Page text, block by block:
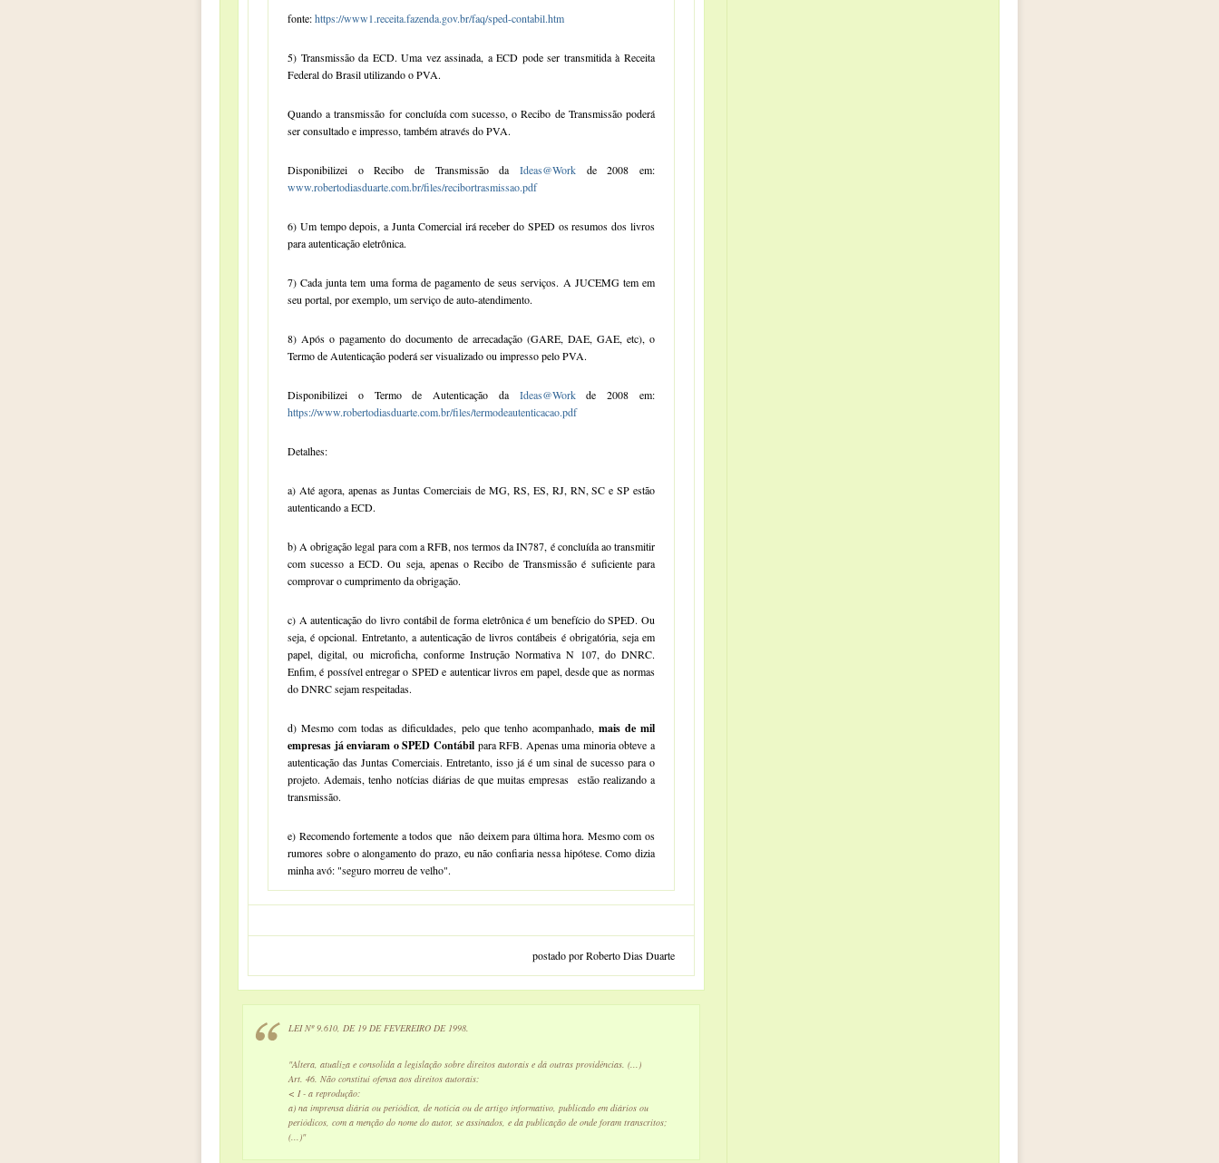
fonte:https://www1.receita.fazenda.gov.br/faq/sped-contabil.htm
5) Transmissão da ECD. Uma vez assinada, a ECD pode ser transmitida à Receita
Federal do Brasil utilizando o PVA.
Quando a transmissão for concluída com sucesso, o Recibo de Transmissão poderá
ser consultado e impresso, também através do PVA.
Disponibilizei o Recibo de Transmissão da Ideas@Work de 2008 em:
www.robertodiasduarte.com.br/files/recibortrasmissao.pdf
6) Um tempo depois, a Junta Comercial irá receber do SPED os resumos dos livros
para autenticação eletrônica.
7) Cada junta tem uma forma de pagamento de seus serviços. A JUCEMG tem em
seu portal, por exemplo, um serviço de auto-atendimento.
8) Após o pagamento do documento de arrecadação (GARE, DAE, GAE, etc), o
Termo de Autenticação poderá ser visualizado ou impresso pelo PVA.
Disponibilizei o Termo de Autenticação da Ideas@Workde 2008 em:
https://www.robertodiasduarte.com.br/files/termodeautenticacao.pdf
Detalhes:
a) Até agora, apenas as Juntas Comerciais de MG, RS, ES, RJ, RN, SC e SP estão
autenticando a ECD.
b) A obrigação legal para com a RFB, nos termos da IN787, é concluída ao transmitir
com sucesso a ECD. Ou seja, apenas o Recibo de Transmissão é suficiente para
comprovar o cumprimento da obrigação.
c) A autenticação do livro contábil de forma eletrônica é um benefício do SPED. Ou
seja, é opcional. Entretanto, a autenticação de livros contábeis é obrigatória, seja em
papel, digital, ou microficha, conforme Instrução Normativa N 107, do DNRC.
Enfim, é possível entregar o SPED e autenticar livros em papel, desde que as normas
do DNRC sejam respeitadas.
d) Mesmo com todas as dificuldades, pelo que tenho acompanhado, mais de mil
empresas já enviaram o SPED Contábil para RFB. Apenas uma minoria obteve a
autenticação das Juntas Comerciais. Entretanto, isso já é um sinal de sucesso para o
projeto. Ademais, tenho notícias diárias de que muitas empresas estão realizando a
transmissão.
e) Recomendo fortemente a todos que não deixem para última hora. Mesmo com os
rumores sobre o alongamento do prazo, eu não confiaria nessa hipótese. Como dizia
minha avó: "seguro morreu de velho".
postado por Roberto Dias Duarte
LEI Nº 9.610, DE 19 DE FEVEREIRO DE 1998.
"Altera, atualiza e consolida a legislação sobre direitos autorais e dá outras providências. (...)
Art. 46. Não constitui ofensa aos direitos autorais:
< I - a reprodução:
a) na imprensa diária ou periódica, de notícia ou de artigo informativo, publicado em diários ou
periódicos, com a menção do nome do autor, se assinados, e da publicação de onde foram transcritos;
(...)"